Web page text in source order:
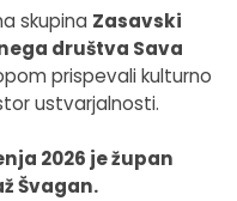
skupina Zasavski
društva Sava
prispevali kulturno
ustvarjalnosti.
2026 je župan
Švagan.